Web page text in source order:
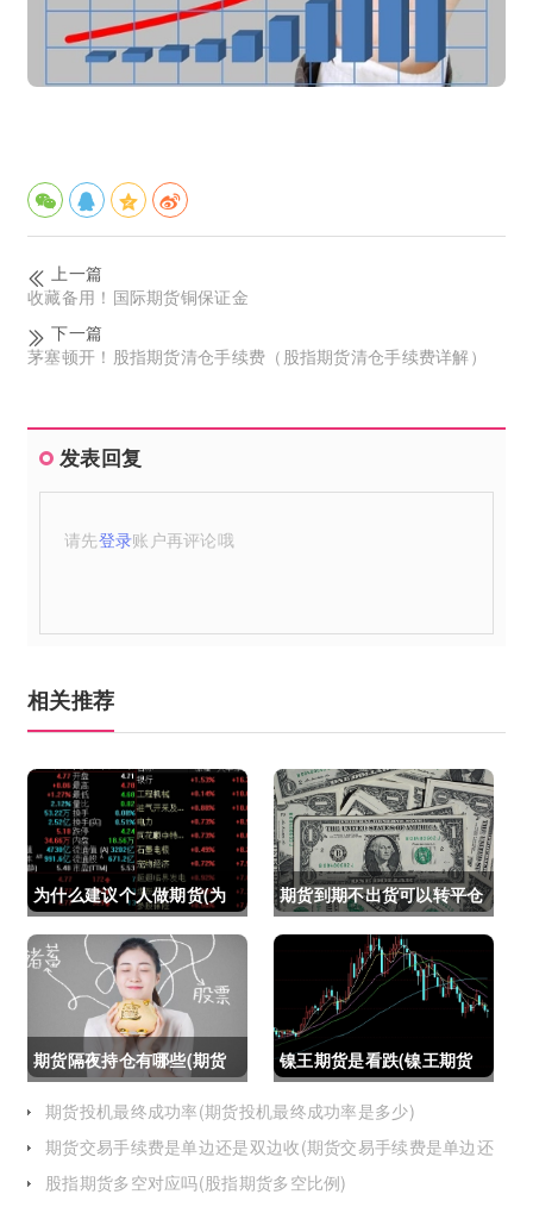
上一篇
收藏备用！国际期货铜保证金
下一篇
茅塞顿开！股指期货清仓手续费（股指期货清仓手续费详解）
发表回复
请先登录账户再评论哦
相关推荐
为什么建议个人做期货(为
什么建议个人做期货交易)
期货到期不出货可以转平仓
吗吗(期货如果到期不平仓
怎么办)
期货隔夜持仓有哪些(期货
隔夜持仓有哪些风险)
镍王期货是看跌(镍王期货
是看跌还是看涨)
期货投机最终成功率(期货投机最终成功率是多少)
期货交易手续费是单边还是双边收(期货交易手续费是单边还
股指期货多空对应吗(股指期货多空比例)